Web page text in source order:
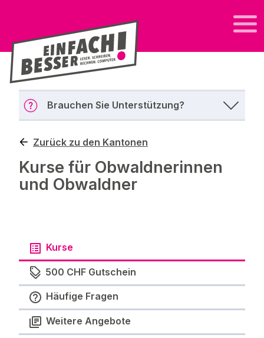
Brauchen Sie Unterstützung?
Zurück zu den Kantonen
Kurse für Obwaldnerinnen
und Obwaldner
Kurse
500 CHF Gutschein
Häufige Fragen
Weitere Angebote